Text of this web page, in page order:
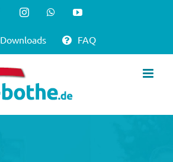
FacebookInstagramWhatsAppYouTube
Downloads FAQ